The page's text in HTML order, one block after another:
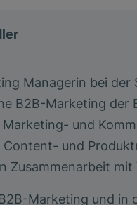
Managerin bei der
B2B-Marketing der
und
und
Zusammenarbeit
Marketing und in